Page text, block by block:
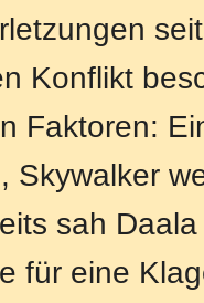
Konflikt
Faktoren:
Skywalker
sah
für eine